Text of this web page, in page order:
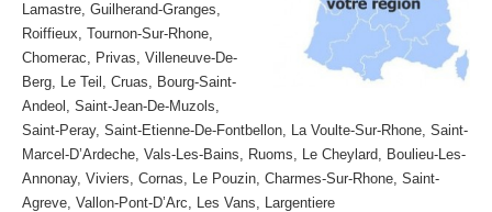
Lamastre, Guilherand-Granges,
Roiffieux, Tournon-Sur-Rhone,
Chomerac, Privas, Villeneuve-De-
Berg, Le Teil, Cruas, Bourg-Saint-
Andeol, Saint-Jean-De-Muzols,
Saint-Peray, Saint-Etienne-De-Fontbellon, La Voulte-Sur-Rhone, Saint-
Marcel-D’Ardeche, Vals-Les-Bains, Ruoms, Le Cheylard, Boulieu-Les-
Annonay, Viviers, Cornas, Le Pouzin, Charmes-Sur-Rhone, Saint-
Agreve, Vallon-Pont-D’Arc, Les Vans, Largentiere